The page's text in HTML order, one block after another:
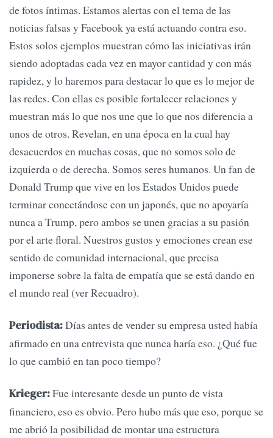
de fotos íntimas. Estamos alertas con el tema de las
noticias falsas y Facebook ya está actuando contra eso.
Estos solos ejemplos muestran cómo las iniciativas irán
siendo adoptadas cada vez en mayor cantidad y con más
rapidez, y lo haremos para destacar lo que es lo mejor de
las redes. Con ellas es posible fortalecer relaciones y
muestran más lo que nos une que lo que nos diferencia a
unos de otros. Revelan, en una época en la cual hay
desacuerdos en muchas cosas, que no somos solo de
izquierda o de derecha. Somos seres humanos. Un fan de
Donald Trump que vive en los Estados Unidos puede
terminar conectándose con un japonés, que no apoyaría
nunca a Trump, pero ambos se unen gracias a su pasión
por el arte floral. Nuestros gustos y emociones crean ese
sentido de comunidad internacional, que precisa
imponerse sobre la falta de empatía que se está dando en
el mundo real (ver Recuadro).
Periodista:Días antes de vender su empresa usted había
afirmado en una entrevista que nunca haría eso. ¿Qué fue
lo que cambió en tan poco tiempo?
Krieger:Fue interesante desde un punto de vista
financiero, eso es obvio. Pero hubo más que eso, porque se
me abrió la posibilidad de montar una estructura